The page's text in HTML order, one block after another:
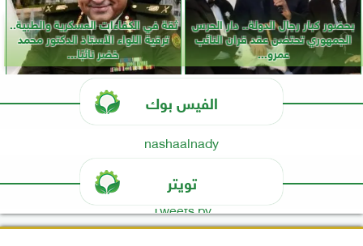
بحضور كبار رجال الدولة.. دار الحرس
الجمهوري تحتضن عقد قران النائب
عمرو...
ثقة في الكفاءات العسكرية والطبية..
ترقية اللواء الأستاذ الدكتور محمد
خضر نائبًا...
الفيس بوك
nashaalnady
تويتر
Tweets by